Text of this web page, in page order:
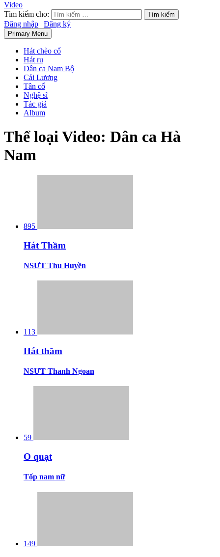
Video
Tìm kiếm cho:
Đăng nhập | Đăng ký
Primary Menu
Hát chèo cổ
Hát ru
Dân ca Nam Bộ
Cải Lương
Tân cổ
Nghệ sĩ
Tác giả
Album
Thể loại Video: Dân ca Hà
Nam
895
Hát Thầm
NSƯT Thu Huyền
113
Hát thầm
NSƯT Thanh Ngoan
59
O quạt
Tốp nam nữ
149